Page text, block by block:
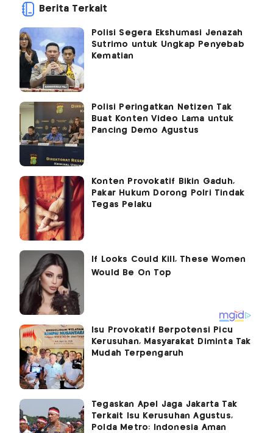
Berita Terkait
Polisi Segera Ekshumasi Jenazah
Sutrimo untuk Ungkap Penyebab
Kematian
Polisi Peringatkan Netizen Tak
Buat Konten Video Lama untuk
Pancing Demo Agustus
Konten Provokatif Bikin Gaduh,
Pakar Hukum Dorong Polri Tindak
Tegas Pelaku
Isu Provokatif Berpotensi Picu
Kerusuhan, Masyarakat Diminta Tak
Mudah Terpengaruh
Tegaskan Apel Jaga Jakarta Tak
Terkait Isu Kerusuhan Agustus,
Polda Metro: Indonesia Aman